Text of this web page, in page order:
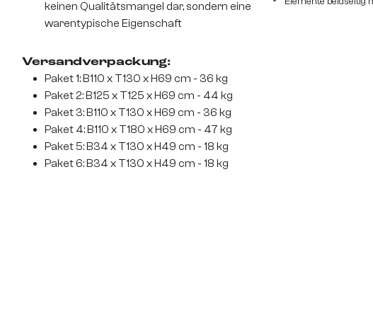
keinen Qualitätsmangel dar, sondern eine
warentypische Eigenschaft
Versandverpackung:
Paket 1: B110 x T130 x H69 cm - 36 kg
Paket 2: B125 x T125 x H69 cm - 44 kg
Paket 3: B110 x T130 x H69 cm - 36 kg
Paket 4: B110 x T180 x H69 cm - 47 kg
Paket 5: B34 x T130 x H49 cm - 18 kg
Paket 6: B34 x T130 x H49 cm - 18 kg